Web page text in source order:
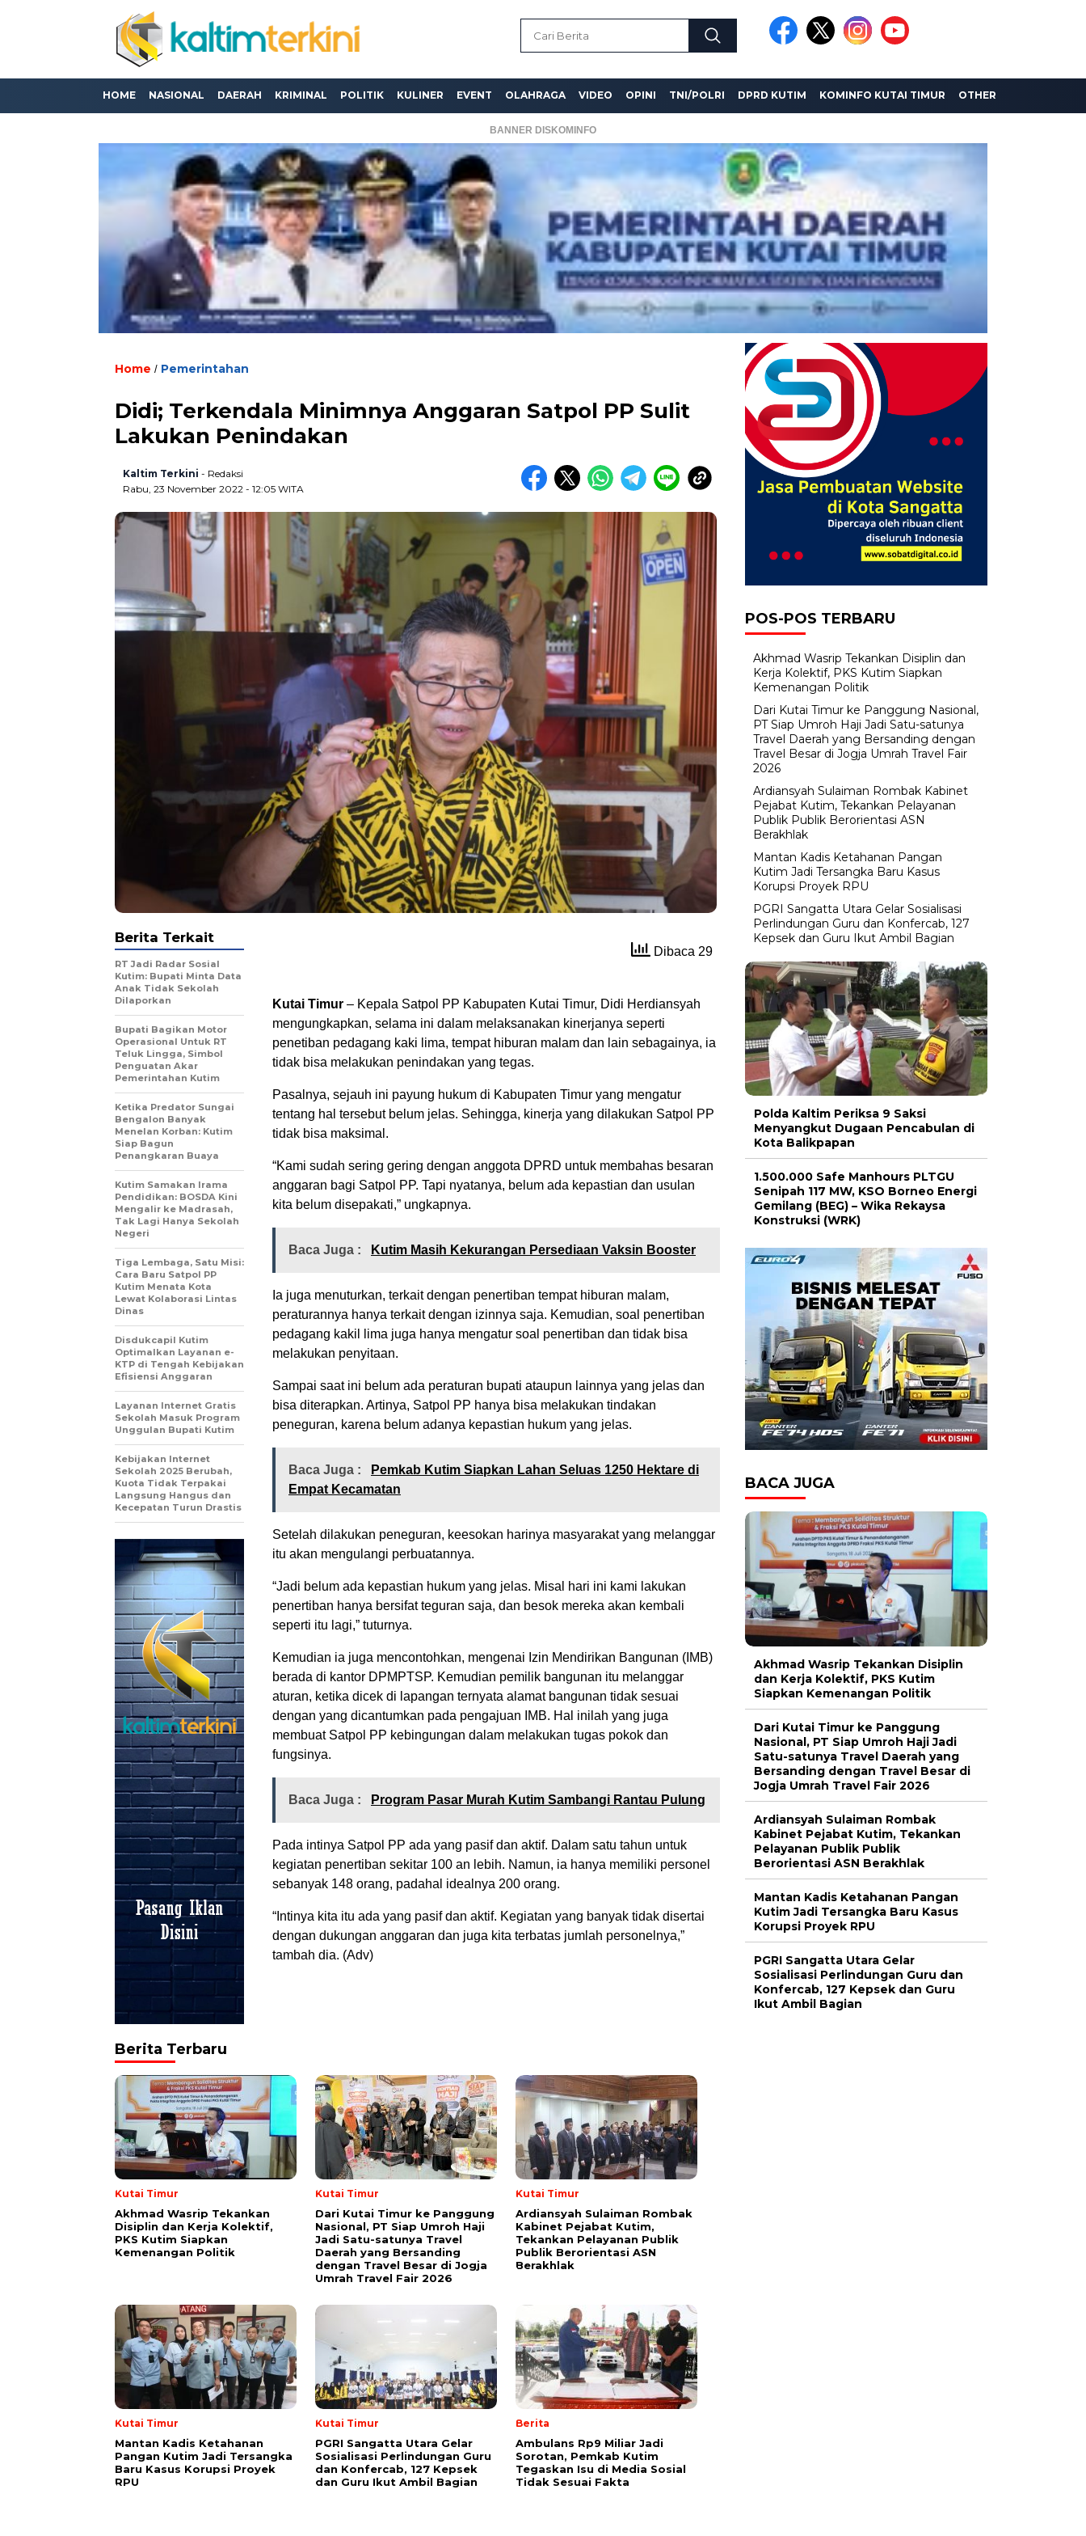
HOME NASIONAL DAERAH KRIMINAL POLITIK KULINER EVENT OLAHRAGA VIDEO OPINI TNI/POLRI DPRD KUTIM KOMINFO KUTAI TIMUR OTHER
BANNER DISKOMINFO
Home / Pemerintahan
Didi; Terkendala Minimnya Anggaran Satpol PP Sulit
Lakukan Penindakan
Kaltim Terkini - Redaksi
Rabu, 23 November 2022 - 12:05 WITA
Dibaca 29
Kutai Timur – Kepala Satpol PP Kabupaten Kutai Timur, Didi Herdiansyah
mengungkapkan, selama ini dalam melaksanakan kinerjanya seperti
penetiban pedagang kaki lima, tempat hiburan malam dan lain sebagainya, ia
tidak bisa melakukan penindakan yang tegas.
Pasalnya, sejauh ini payung hukum di Kabupaten Timur yang mengatur
tentang hal tersebut belum jelas. Sehingga, kinerja yang dilakukan Satpol PP
tidak bisa maksimal.
“Kami sudah sering gering dengan anggota DPRD untuk membahas besaran
anggaran bagi Satpol PP. Tapi nyatanya, belum ada kepastian dan usulan
kita belum disepakati,” ungkapnya.
Baca Juga : Kutim Masih Kekurangan Persediaan Vaksin Booster
Ia juga menuturkan, terkait dengan penertiban tempat hiburan malam,
peraturannya hanya terkait dengan izinnya saja. Kemudian, soal penertiban
pedagang kakil lima juga hanya mengatur soal penertiban dan tidak bisa
melakukan penyitaan.
Sampai saat ini belum ada peraturan bupati ataupun lainnya yang jelas dan
bisa diterapkan. Artinya, Satpol PP hanya bisa melakukan tindakan
peneguran, karena belum adanya kepastian hukum yang jelas.
Baca Juga :
Pemkab Kutim Siapkan Lahan Seluas 1250 Hektare di
Empat Kecamatan
Setelah dilakukan peneguran, keesokan harinya masyarakat yang melanggar
itu akan mengulangi perbuatannya.
“Jadi belum ada kepastian hukum yang jelas. Misal hari ini kami lakukan
penertiban hanya bersifat teguran saja, dan besok mereka akan kembali
seperti itu lagi,” tuturnya.
Kemudian ia juga mencontohkan, mengenai Izin Mendirikan Bangunan (IMB)
berada di kantor DPMPTSP. Kemudian pemilik bangunan itu melanggar
aturan, ketika dicek di lapangan ternyata alamat bangunan tidak sesuai
dengan yang dicantumkan pada pengajuan IMB. Hal inilah yang juga
membuat Satpol PP kebingungan dalam melakukan tugas pokok dan
fungsinya.
Baca Juga : Program Pasar Murah Kutim Sambangi Rantau Pulung
Pada intinya Satpol PP ada yang pasif dan aktif. Dalam satu tahun untuk
kegiatan penertiban sekitar 100 an lebih. Namun, ia hanya memiliki personel
sebanyak 148 orang, padahal idealnya 200 orang.
“Intinya kita itu ada yang pasif dan aktif. Kegiatan yang banyak tidak disertai
dengan dukungan anggaran dan juga kita terbatas jumlah personelnya,”
tambah dia. (Adv)
Berita Terkait
RT Jadi Radar Sosial
Kutim: Bupati Minta Data
Anak Tidak Sekolah
Dilaporkan
Bupati Bagikan Motor
Operasional Untuk RT
Teluk Lingga, Simbol
Penguatan Akar
Pemerintahan Kutim
Ketika Predator Sungai
Bengalon Banyak
Menelan Korban: Kutim
Siap Bagun
Penangkaran Buaya
Kutim Samakan Irama
Pendidikan: BOSDA Kini
Mengalir ke Madrasah,
Tak Lagi Hanya Sekolah
Negeri
Tiga Lembaga, Satu Misi:
Cara Baru Satpol PP
Kutim Menata Kota
Lewat Kolaborasi Lintas
Dinas
Disdukcapil Kutim
Optimalkan Layanan e-
KTP di Tengah Kebijakan
Efisiensi Anggaran
Layanan Internet Gratis
Sekolah Masuk Program
Unggulan Bupati Kutim
Kebijakan Internet
Sekolah 2025 Berubah,
Kuota Tidak Terpakai
Langsung Hangus dan
Kecepatan Turun Drastis
Berita Terbaru
Kutai Timur
Akhmad Wasrip Tekankan
Disiplin dan Kerja Kolektif,
PKS Kutim Siapkan
Kemenangan Politik
Kutai Timur
Dari Kutai Timur ke Panggung
Nasional, PT Siap Umroh Haji
Jadi Satu-satunya Travel
Daerah yang Bersanding
dengan Travel Besar di Jogja
Umrah Travel Fair 2026
Kutai Timur
Ardiansyah Sulaiman Rombak
Kabinet Pejabat Kutim,
Tekankan Pelayanan Publik
Publik Berorientasi ASN
Berakhlak
Kutai Timur
Mantan Kadis Ketahanan
Pangan Kutim Jadi Tersangka
Baru Kasus Korupsi Proyek
RPU
Kutai Timur
PGRI Sangatta Utara Gelar
Sosialisasi Perlindungan Guru
dan Konfercab, 127 Kepsek
dan Guru Ikut Ambil Bagian
Berita
Ambulans Rp9 Miliar Jadi
Sorotan, Pemkab Kutim
Tegaskan Isu di Media Sosial
Tidak Sesuai Fakta
POS-POS TERBARU
Akhmad Wasrip Tekankan Disiplin dan
Kerja Kolektif, PKS Kutim Siapkan
Kemenangan Politik
Dari Kutai Timur ke Panggung Nasional,
PT Siap Umroh Haji Jadi Satu-satunya
Travel Daerah yang Bersanding dengan
Travel Besar di Jogja Umrah Travel Fair
2026
Ardiansyah Sulaiman Rombak Kabinet
Pejabat Kutim, Tekankan Pelayanan
Publik Publik Berorientasi ASN
Berakhlak
Mantan Kadis Ketahanan Pangan
Kutim Jadi Tersangka Baru Kasus
Korupsi Proyek RPU
PGRI Sangatta Utara Gelar Sosialisasi
Perlindungan Guru dan Konfercab, 127
Kepsek dan Guru Ikut Ambil Bagian
Polda Kaltim Periksa 9 Saksi
Menyangkut Dugaan Pencabulan di
Kota Balikpapan
1.500.000 Safe Manhours PLTGU
Senipah 117 MW, KSO Borneo Energi
Gemilang (BEG) – Wika Rekaysa
Konstruksi (WRK)
BACA JUGA
Akhmad Wasrip Tekankan Disiplin
dan Kerja Kolektif, PKS Kutim
Siapkan Kemenangan Politik
Dari Kutai Timur ke Panggung
Nasional, PT Siap Umroh Haji Jadi
Satu-satunya Travel Daerah yang
Bersanding dengan Travel Besar di
Jogja Umrah Travel Fair 2026
Ardiansyah Sulaiman Rombak
Kabinet Pejabat Kutim, Tekankan
Pelayanan Publik Publik
Berorientasi ASN Berakhlak
Mantan Kadis Ketahanan Pangan
Kutim Jadi Tersangka Baru Kasus
Korupsi Proyek RPU
PGRI Sangatta Utara Gelar
Sosialisasi Perlindungan Guru dan
Konfercab, 127 Kepsek dan Guru
Ikut Ambil Bagian